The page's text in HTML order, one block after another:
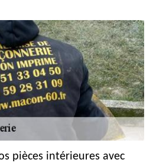
pièces intérieures avec